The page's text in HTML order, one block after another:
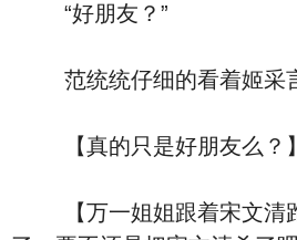
“好朋友？”
范统统仔细的看着姬采言
【真的只是好朋友么？】
【万一姐姐跟着宋文清